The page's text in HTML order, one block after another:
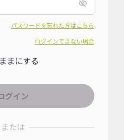
パスワードを忘れた方はこちら
ログインできない場合
まにする
または